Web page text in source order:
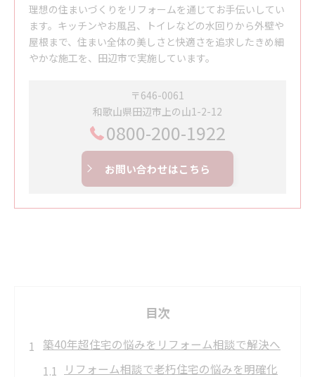
理想の住まいづくりをリフォームを通じてお手伝いしてい
ます。キッチンやお風呂、トイレなどの水回りから外壁や
屋根まで、住まい全体の美しさと快適さを追求したきめ細
やかな施工を、田辺市で実施しています。
〒646-0061
和歌山県田辺市上の山1-2-12
0800-200-1922
お問い合わせはこちら
目次
築40年超住宅の悩みをリフォーム相談で解決へ
リフォーム相談で老朽住宅の悩みを明確化